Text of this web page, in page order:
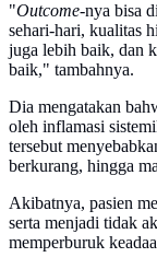
"Outcome-nya bisa
sehari-hari, kualitas
juga lebih baik, dan
baik," tambahnya.
Dia mengatakan
oleh inflamasi
tersebut
berkurang, hingga
Akibatnya, pasien
serta menjadi tidak
memperburuk